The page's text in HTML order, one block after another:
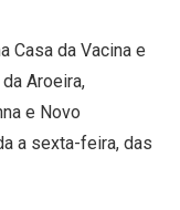
Casa da Vacina e
Aroeira,
e Novo
a sexta-feira, das